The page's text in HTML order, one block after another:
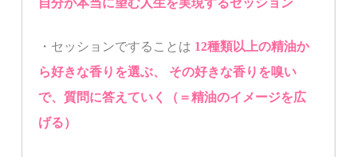
自分が本当に望む人生を実現するセッション
・セッションですることは 12種類以上の精油か
ら好きな香りを選ぶ、
その好きな香りを嗅い
で、質問に答えていく（＝精油のイメージを広
げる）